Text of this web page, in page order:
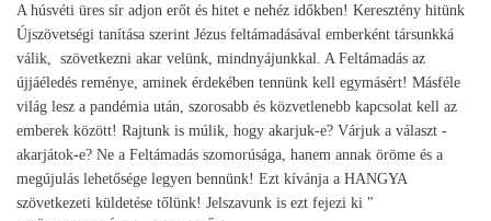
A húsvéti üres sír adjon erőt és hitet e nehéz időkben! Keresztény hitünk
Újszövetségi tanítása szerint Jézus feltámadásával emberként társunkká
válik, szövetkezni akar velünk, mindnyájunkkal. A Feltámadás az
újjáéledés reménye, aminek érdekében tennünk kell egymásért! Másféle
világ lesz a pandémia után, szorosabb és közvetlenebb kapcsolat kell az
emberek között! Rajtunk is múlik, hogy akarjuk-e? Várjuk a választ -
akarjátok-e? Ne a Feltámadás szomorúsága, hanem annak öröme és a
megújulás lehetősége legyen bennünk! Ezt kívánja a HANGYA
szövetkezeti küldetése tőlünk! Jelszavunk is ezt fejezi ki "